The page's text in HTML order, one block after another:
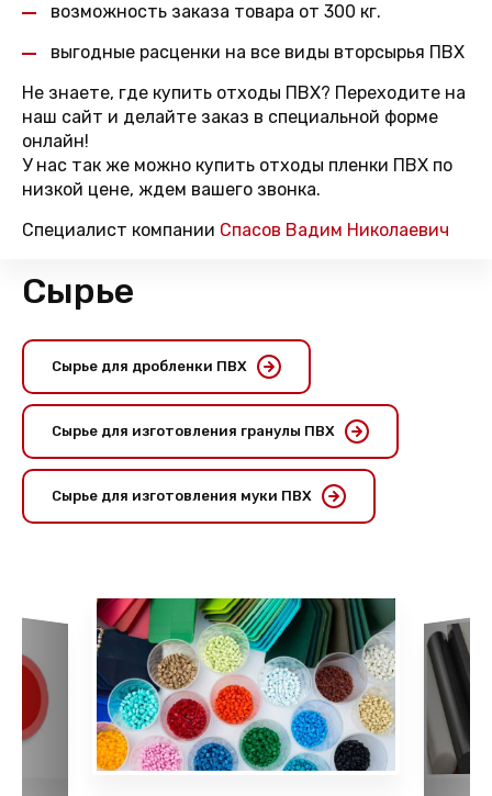
возможность заказа товара от 300 кг.
выгодные расценки на все виды вторсырья ПВХ
Не знаете, где купить отходы ПВХ? Переходите на
наш сайт и делайте заказ в специальной форме
онлайн!
У нас так же можно купить отходы пленки ПВХ по
низкой цене, ждем вашего звонка.
Специалист компании Спасов Вадим Николаевич
Сырье
Сырье для дробленки ПВХ
Сырье для изготовления гранулы ПВХ
Сырье для изготовления муки ПВХ